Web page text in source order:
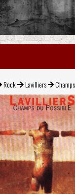
Rock Lavilliers